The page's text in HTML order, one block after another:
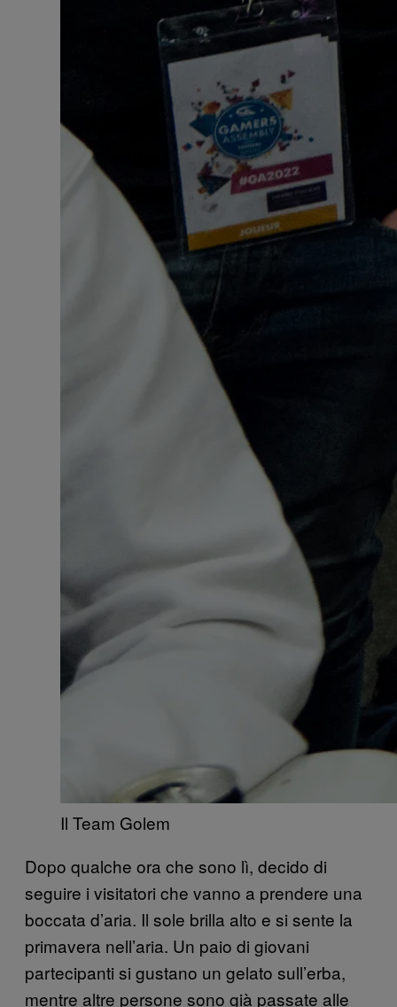
Il Team Golem
Dopo qualche ora che sono lì, decido di
seguire i visitatori che vanno a prendere una
boccata d’aria. Il sole brilla alto e si sente la
primavera nell’aria. Un paio di giovani
partecipanti si gustano un gelato sull’erba,
mentre altre persone sono già passate alle